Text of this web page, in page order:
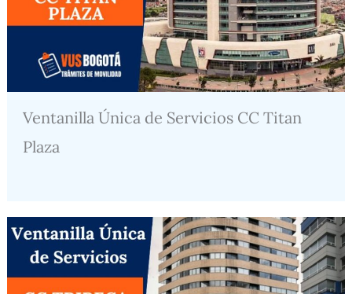
Ventanilla Única de Servicios CC Titan
Plaza